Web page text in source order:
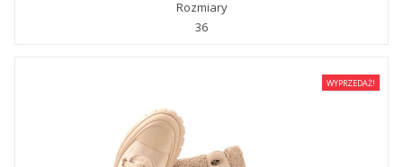
Rozmiary
36
WYPRZEDAŻ!